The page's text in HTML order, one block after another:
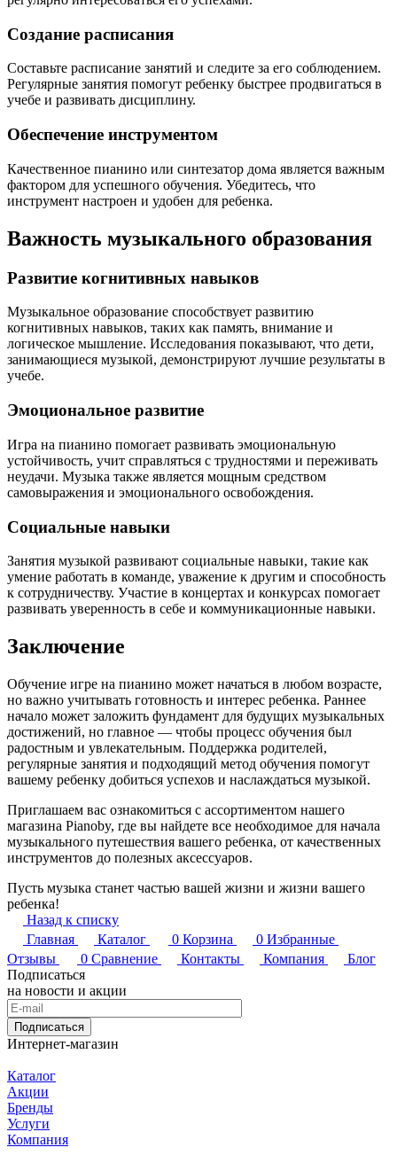
Создание расписания
Составьте расписание занятий и следите за его соблюдением.
Регулярные занятия помогут ребенку быстрее продвигаться в
учебе и развивать дисциплину.
Обеспечение инструментом
Качественное пианино или синтезатор дома является важным
фактором для успешного обучения. Убедитесь, что
инструмент настроен и удобен для ребенка.
Важность музыкального образования
Развитие когнитивных навыков
Музыкальное образование способствует развитию
когнитивных навыков, таких как память, внимание и
логическое мышление. Исследования показывают, что дети,
занимающиеся музыкой, демонстрируют лучшие результаты в
учебе.
Эмоциональное развитие
Игра на пианино помогает развивать эмоциональную
устойчивость, учит справляться с трудностями и переживать
неудачи. Музыка также является мощным средством
самовыражения и эмоционального освобождения.
Социальные навыки
Занятия музыкой развивают социальные навыки, такие как
умение работать в команде, уважение к другим и способность
к сотрудничеству. Участие в концертах и конкурсах помогает
развивать уверенность в себе и коммуникационные навыки.
Заключение
Обучение игре на пианино может начаться в любом возрасте,
но важно учитывать готовность и интерес ребенка. Раннее
начало может заложить фундамент для будущих музыкальных
достижений, но главное — чтобы процесс обучения был
радостным и увлекательным. Поддержка родителей,
регулярные занятия и подходящий метод обучения помогут
вашему ребенку добиться успехов и наслаждаться музыкой.
Приглашаем вас ознакомиться с ассортиментом нашего
магазина Pianoby, где вы найдете все необходимое для начала
музыкального путешествия вашего ребенка, от качественных
инструментов до полезных аксессуаров.
Пусть музыка станет частью вашей жизни и жизни вашего
ребенка!
Назад к списку
Главная
Каталог 0 Корзина 0 Избранные
Отзывы
0 Сравнение Контакты Компания
Блог
Подписаться
на новости и акции
Подписаться
Интернет-магазин
Каталог
Акции
Бренды
Услуги
Компания